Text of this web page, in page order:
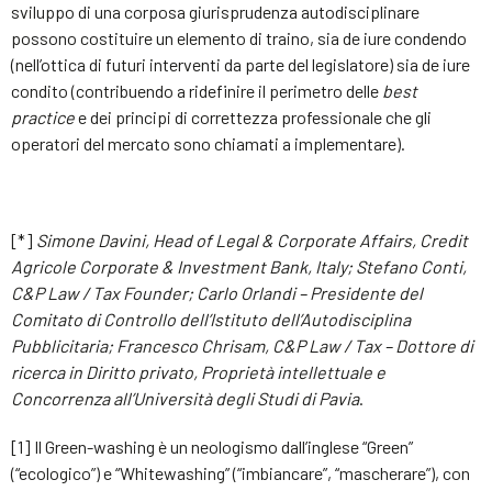
sviluppo di una corposa giurisprudenza autodisciplinare
possono costituire un elemento di traino, sia de iure condendo
(nell’ottica di futuri interventi da parte del legislatore) sia de iure
condito (contribuendo a ridefinire il perimetro delle best
practicee dei principi di correttezza professionale che gli
operatori del mercato sono chiamati a implementare).
[*] Simone Davini, Head of Legal & Corporate Affairs, Credit
Agricole Corporate & Investment Bank, Italy; Stefano Conti,
C&P Law / Tax Founder; Carlo Orlandi – Presidente del
Comitato di Controllo dell’Istituto dell’Autodisciplina
Pubblicitaria; Francesco Chrisam, C&P Law / Tax – Dottore di
ricerca in Diritto privato, Proprietà intellettuale e
Concorrenza all’Università degli Studi di Pavia.
[1] Il Green-washing è un neologismo dall’inglese “Green”
(“ecologico”) e “Whitewashing” (“imbiancare”, “mascherare”), con